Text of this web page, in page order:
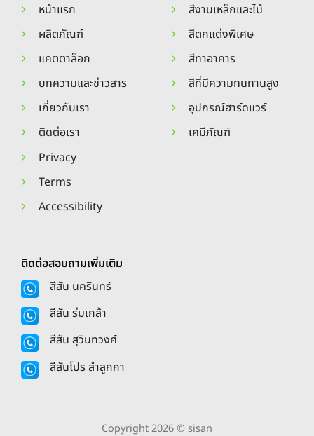
หน้าแรก
ผลิตภัณฑ์
แคตตาล็อก
บทความและข่าวสาร
เกี่ยวกับเรา
ติดต่อเรา
สีงานเหล็กและไม้
สีตกแต่งพิเศษ
สีทาอาคาร
สีที่มีความทนทานสูง
อุปกรณ์ฮาร์ดแวร์
เคมีภัณฑ์
Privacy
Terms
Accessibility
ติดต่อสอบถามเพิ่มเติม
สีสัน นครินทร์
สีสัน ร่มเกล้า
สีสัน สุวินทวงศ์
สีสันโปร ลำลูกกา
Copyright 2026 © sisan